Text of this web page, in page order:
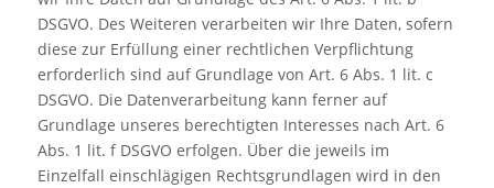
DSGVO. Des Weiteren verarbeiten wir Ihre Daten, sofern
diese zur Erfüllung einer rechtlichen Verpflichtung
erforderlich sind auf Grundlage von Art. 6 Abs. 1 lit. c
DSGVO. Die Datenverarbeitung kann ferner auf
Grundlage unseres berechtigten Interesses nach Art. 6
Abs. 1 lit. f DSGVO erfolgen. Über die jeweils im
Einzelfall einschlägigen Rechtsgrundlagen wird in den